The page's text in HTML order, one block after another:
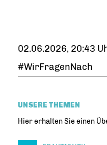
02.06.2026, 20:43
#WirFragenNach
UNSERE THEMEN
Hier erhalten Sie einen